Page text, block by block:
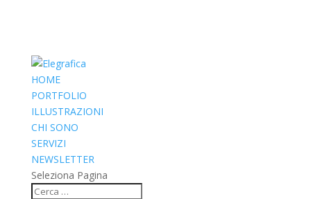
HOME
PORTFOLIO
ILLUSTRAZIONI
CHI SONO
SERVIZI
NEWSLETTER
Seleziona Pagina